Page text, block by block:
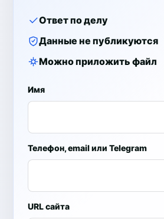
Ответ по делу
Данные не публикуются
Можно приложить файл
Имя
Телефон, email или Telegram
URL сайта